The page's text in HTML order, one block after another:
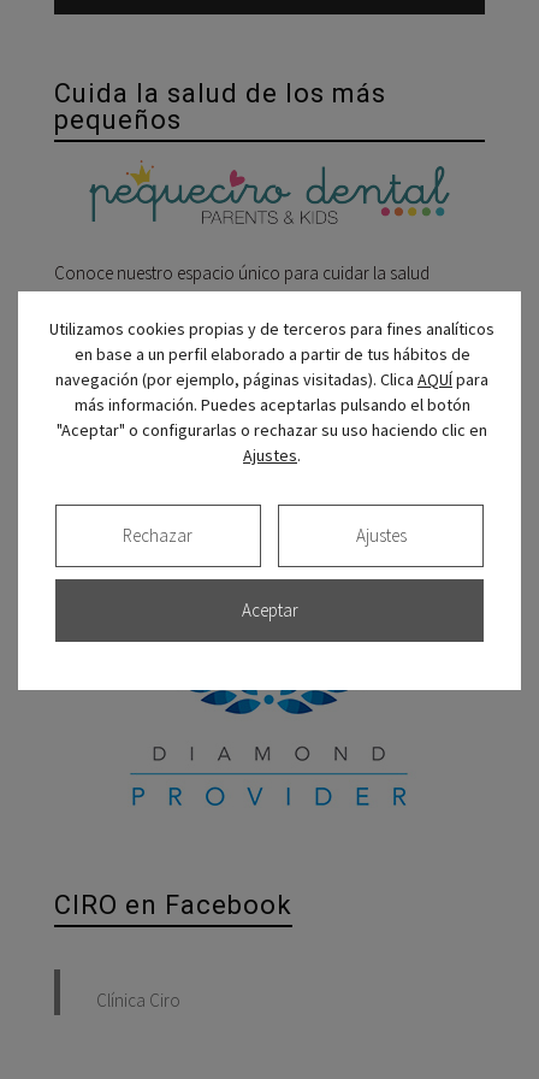
Cuida la salud de los más
pequeños
Conoce nuestro espacio único para cuidar la salud
bucodental de los niños.
Certificado de calidad
CIRO en Facebook
Clínica Ciro
Utilizamos cookies propias y de terceros para fines analíticos
en base a un perfil elaborado a partir de tus hábitos de
navegación (por ejemplo, páginas visitadas). Clica AQUÍpara
más información. Puedes aceptarlas pulsando el botón
"Aceptar" o configurarlas o rechazar su uso haciendo clic en
Ajustes.
Aceptar
Rechazar Ajustes